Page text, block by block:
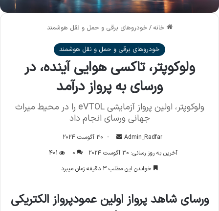
خانه / خودروهای برقی و حمل و نقل هوشمند
خودروهای برقی و حمل و نقل هوشمند
ولوکوپتر، تاکسی هوایی آینده، در
ورسای به پرواز درآمد
ولوکوپتر، اولین پرواز آزمایشی eVTOL را در محیط میراث
جهانی ورسای انجام داد
Admin_Radfar
ر
ا
ا
ی
30 آگوست 2024
آخرین به روز رسانی: 30 آگوست 2024
0
401
خواندن این مطلب 3 دقیقه زمان میبرد
ورسای شاهد پرواز اولین عمودپرواز الکتریکی